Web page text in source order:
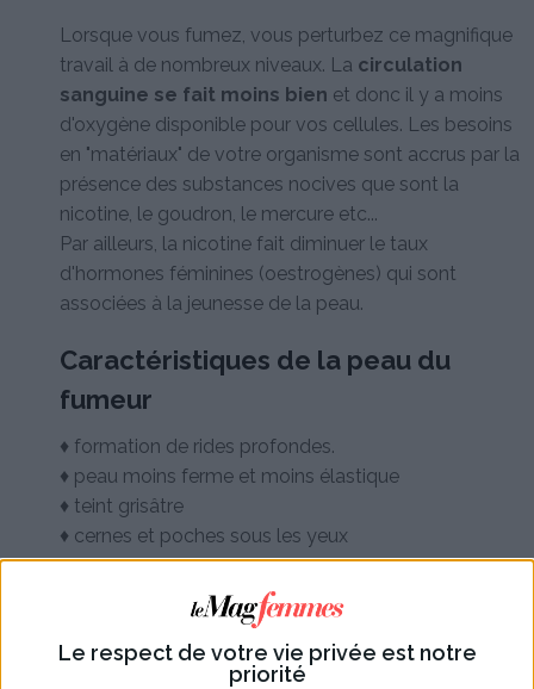
Le respect de votre vie privée est notre
priorité
Lorsque vous fumez, vous perturbez ce magnifique
travail à de nombreux niveaux. La circulation
sanguine se fait moins bien et donc il y a moins
d'oxygène disponible pour vos cellules. Les besoins
en "matériaux" de votre organisme sont accrus par la
présence des substances nocives que sont la
nicotine, le goudron, le mercure etc...
Par ailleurs, la nicotine fait diminuer le taux
d'hormones féminines (oestrogènes) qui sont
associées à la jeunesse de la peau.
Caractéristiques de la peau du
fumeur
♦ formation de rides profondes.
♦ peau moins ferme et moins élastique
♦ teint grisâtre
♦ cernes et poches sous les yeux
À lire aussi :Masque express bonne
mine